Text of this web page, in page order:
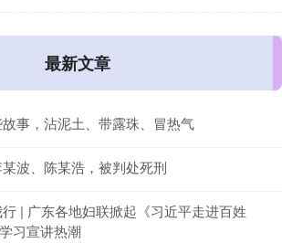
最新文章
事，沾泥土、带露珠、冒热气
波、陈某浩，被判处死刑
| 广东各地妇联掀起《习近平走进百姓
习宣讲热潮